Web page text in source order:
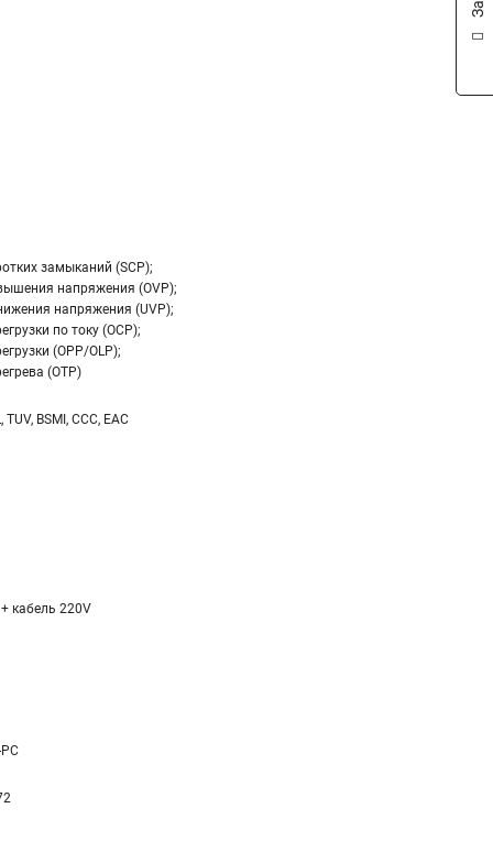
замыканий (SCP);
напряжения (OVP);
напряжения (UVP);
по току (OCP);
(OPP/OLP);
(OTP)
TUV, BSMI, CCC, EAC
кабель 220V